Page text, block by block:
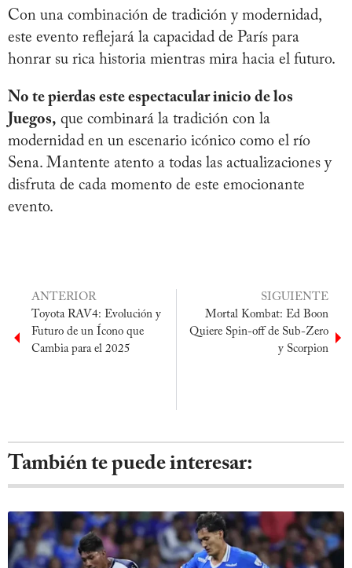
Con una combinación de tradición y modernidad,
este evento reflejará la capacidad de París para
honrar su rica historia mientras mira hacia el futuro.
No te pierdas este espectacular inicio de los
Juegos, que combinará la tradición con la
modernidad en un escenario icónico como el río
Sena. Mantente atento a todas las actualizaciones y
disfruta de cada momento de este emocionante
evento.
ANTERIOR
Toyota RAV4: Evolución y
Futuro de un Ícono que
Cambia para el 2025
SIGUIENTE
Mortal Kombat: Ed Boon
Quiere Spin-off de Sub-Zero
y Scorpion
También te puede interesar: